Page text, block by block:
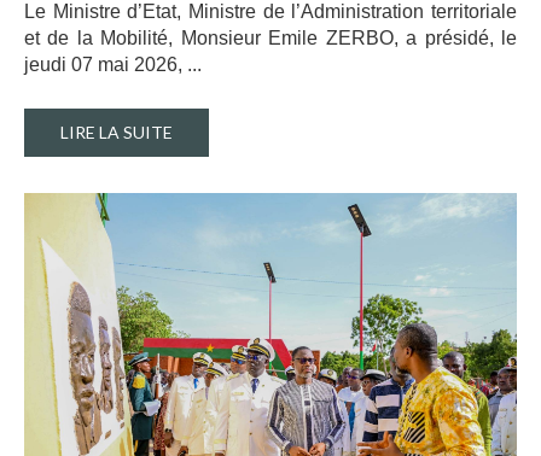
Le Ministre d’Etat, Ministre de l’Administration territoriale
et de la Mobilité, Monsieur Emile ZERBO, a présidé, le
jeudi 07 mai 2026, ...
LIRE LA SUITE